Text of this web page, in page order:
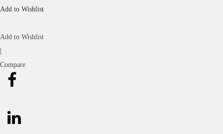
Add to Wishlist
Add to Wishlist
Compare